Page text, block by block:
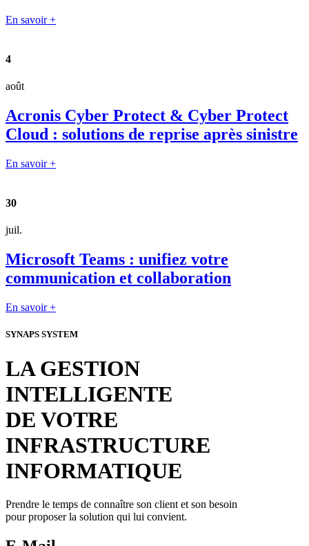
En savoir +
4
août
Acronis Cyber Protect & Cyber Protect
Cloud : solutions de reprise après sinistre
En savoir +
30
juil.
Microsoft Teams : unifiez votre
communication et collaboration
En savoir +
SYNAPS SYSTEM
LA GESTION
INTELLIGENTE
DE VOTRE
INFRASTRUCTURE
INFORMATIQUE
Prendre le temps de connaître son client et son besoin
pour proposer la solution qui lui convient.